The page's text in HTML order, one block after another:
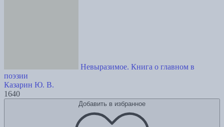
Невыразимое. Книга о главном в
поэзии
Казарин Ю. В.
1640
Добавить в избранное